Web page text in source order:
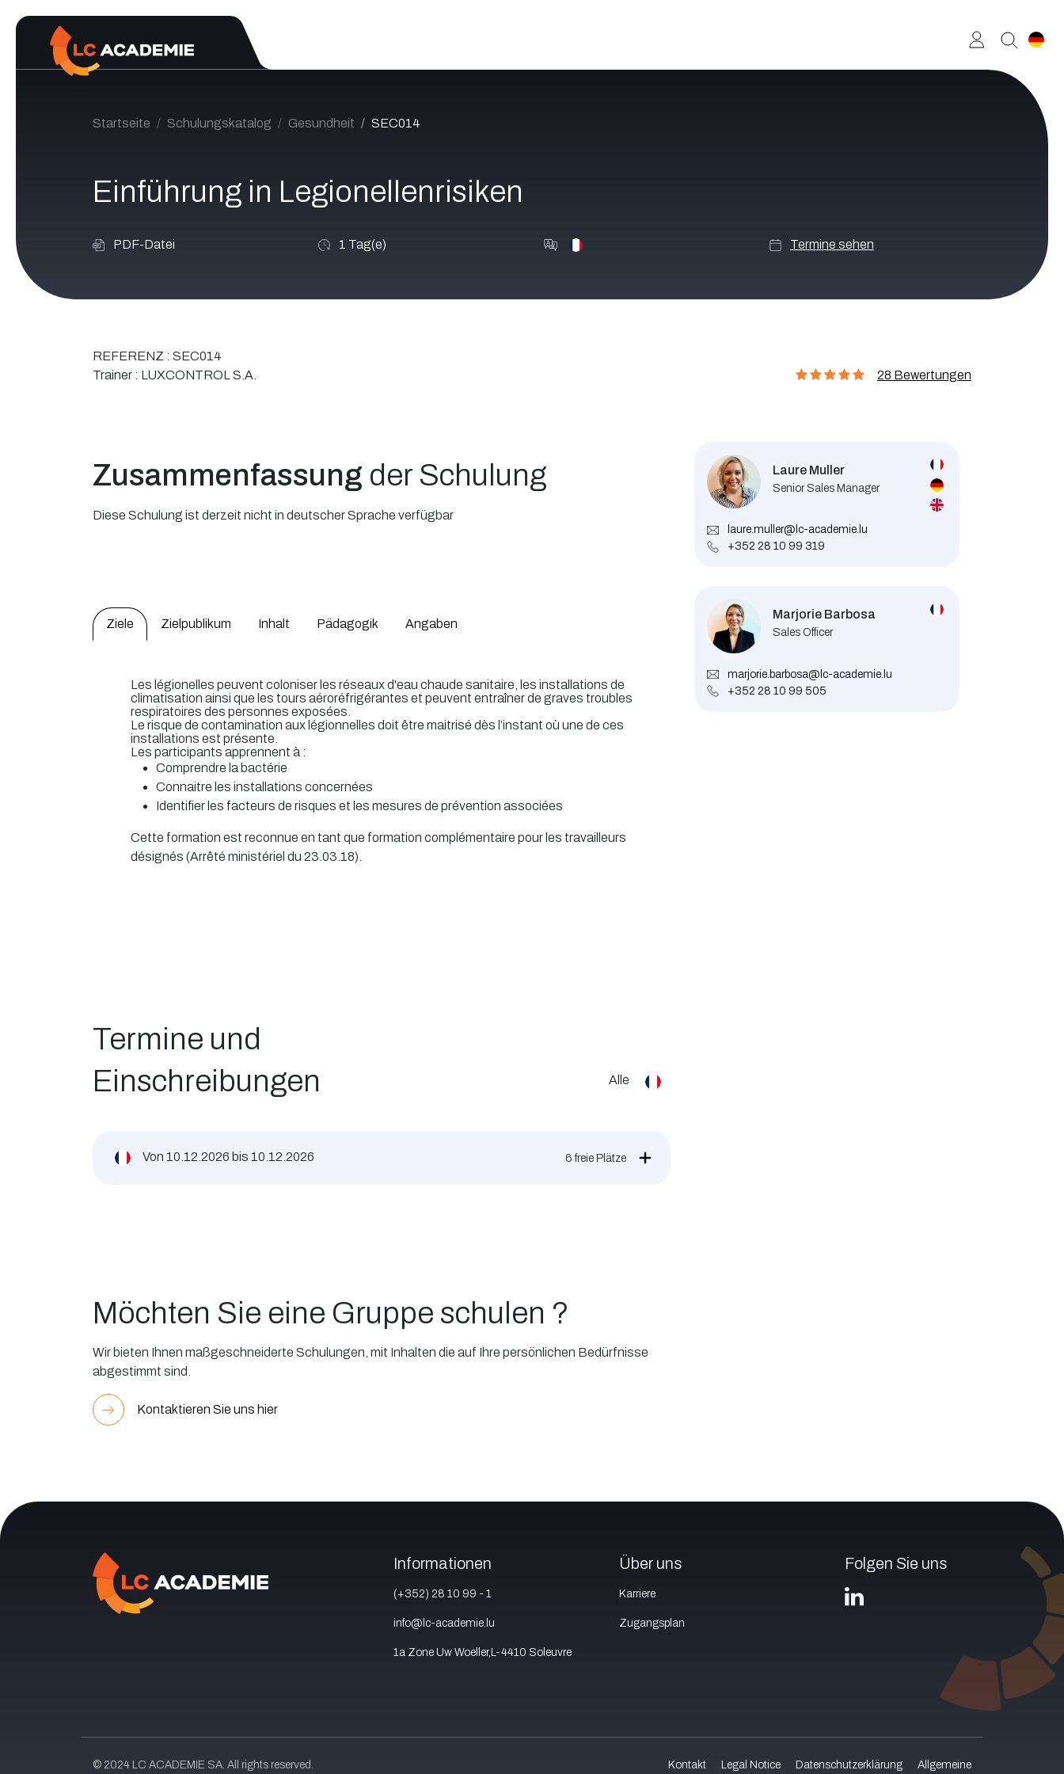
Startseite Schulungskatalog Gesundheit SEC014
Einführung in Legionellenrisiken
PDF-Datei 1 Tag(e) Termine sehen
REFERENZ : SEC014
Trainer : LUXCONTROL S.A. 28 Bewertungen
Zusammenfassung der Schulung
Diese Schulung ist derzeit nicht in deutscher Sprache verfügbar
Ziele Zielpublikum Inhalt Pädagogik Angaben
Les légionelles peuvent coloniser les réseaux d'eau chaude sanitaire, les installations de
climatisation ainsi que les tours aéroréfrigérantes et peuvent entraîner de graves troubles
respiratoires des personnes exposées.
Le risque de contamination aux légionnelles doit être maitrisé dès l’instant où une de ces
installations est présente.
Les participants apprennent à :
Comprendre la bactérie
Connaitre les installations concernées
Identifier les facteurs de risques et les mesures de prévention associées
Cette formation est reconnue en tant que formation complémentaire pour les travailleurs
désignés (Arrêté ministériel du 23.03.18).
Termine und
Einschreibungen
Alle
Von 10.12.2026 bis 10.12.2026 6 freie Plätze
Möchten Sie eine Gruppe schulen ?
Wir bieten Ihnen maßgeschneiderte Schulungen, mit Inhalten die auf Ihre persönlichen Bedürfnisse
abgestimmt sind.
Kontaktieren Sie uns hier
Laure Muller
Senior Sales Manager
laure.muller@lc-academie.lu
+352 28 10 99 319
Marjorie Barbosa
Sales Officer
marjorie.barbosa@lc-academie.lu
+352 28 10 99 505
Informationen
(+352) 28 10 99 - 1
info@lc-academie.lu
1a Zone Uw Woeller,L-4410 Soleuvre
Über uns
Karriere
Zugangsplan
Folgen Sie uns
© 2024 LC ACADEMIE SA. All rights reserved. Kontakt Legal Notice Datenschutzerklärung Allgemeine